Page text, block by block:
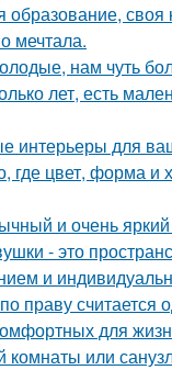
своя
мечтала.
нам чуть
лет, есть
интерьеры для
где цвет, форма и
и очень яркий
- это
и
праву считается
для
комнаты или